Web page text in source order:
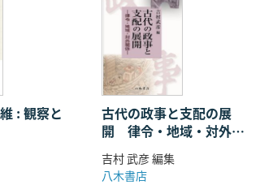
: 観察と
古代の政事と支配の展
開 律令・地域・対外関
係
吉村 武彦 編集
八木書店